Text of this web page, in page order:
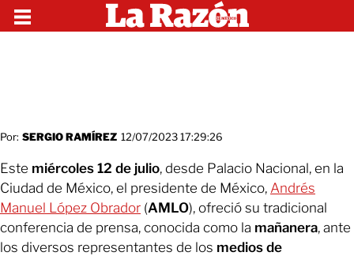
Por: SERGIO RAMÍREZ 12/07/2023 17:29:26
Este miércoles 12 de julio, desde Palacio Nacional, en la
Ciudad de México, el presidente de México, Andrés
Manuel López Obrador (AMLO), ofreció su tradicional
conferencia de prensa, conocida como la mañanera, ante
los diversos representantes de los medios de